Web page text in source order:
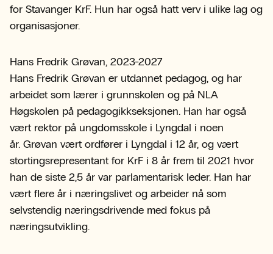
for Stavanger KrF. Hun har også hatt verv i ulike lag og
organisasjoner.
Hans Fredrik Grøvan, 2023-2027
Hans Fredrik Grøvan er utdannet pedagog, og har
arbeidet som lærer i grunnskolen og på NLA
Høgskolen på pedagogikkseksjonen. Han har også
vært rektor på ungdomsskole i Lyngdal i noen
år. Grøvan vært ordfører i Lyngdal i 12 år, og vært
stortingsrepresentant for KrF i 8 år frem til 2021 hvor
han de siste 2,5 år var parlamentarisk leder. Han har
vært flere år i næringslivet og arbeider nå som
selvstendig næringsdrivende med fokus på
næringsutvikling.